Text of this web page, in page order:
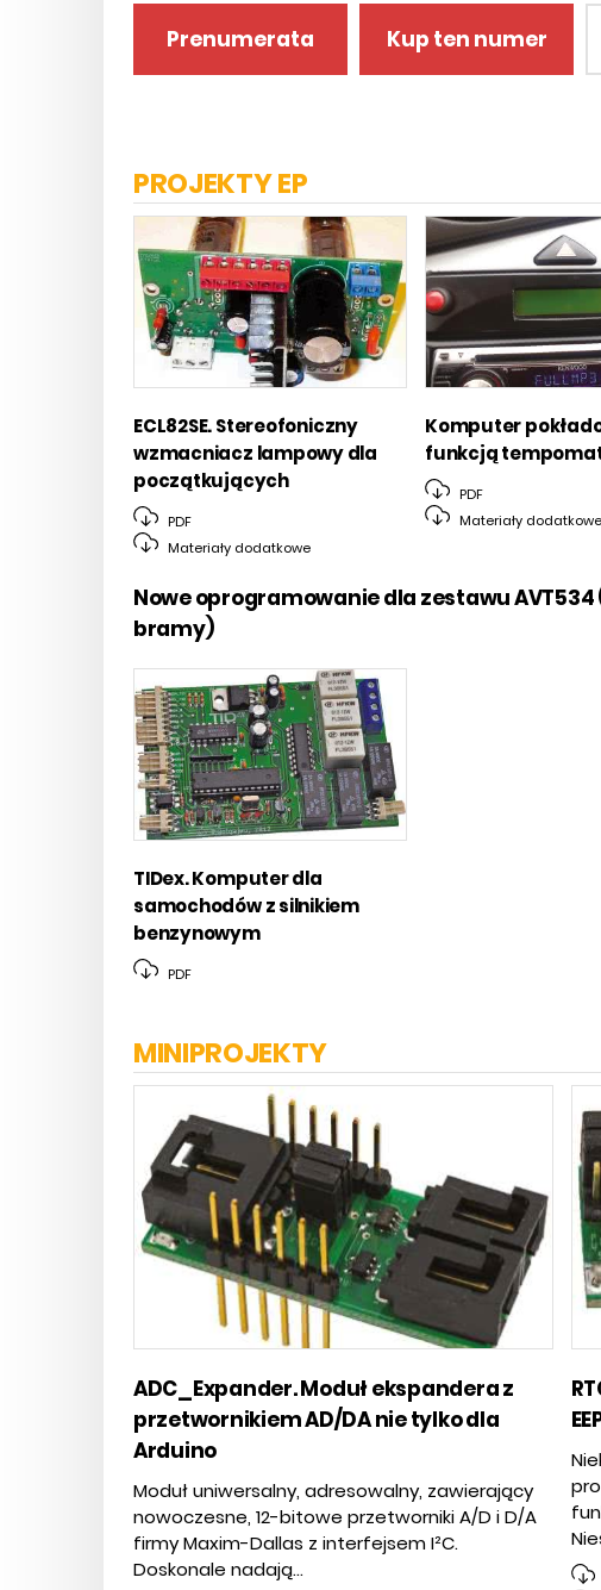
Prenumerata Kup ten numer
PROJEKTY EP
ECL82SE. Stereofoniczny
wzmacniacz lampowy dla
początkujących
PDF
Materiały dodatkowe
Komputer
funkcją
PDF
Materiały dodatkowe
Nowe oprogramowanie dla zestawu
bramy)
TIDex. Komputer dla
samochodów z silnikiem
benzynowym
PDF
MINIPROJEKTY
ADC_Expander. Moduł ekspandera z
przetwornikiem AD/DA nie tylko dla
Arduino
Moduł uniwersalny, adresowalny, zawierający
nowoczesne, 12-bitowe przetworniki A/D i D/A
firmy Maxim-Dallas z interfejsem I²C.
Doskonale nadają...